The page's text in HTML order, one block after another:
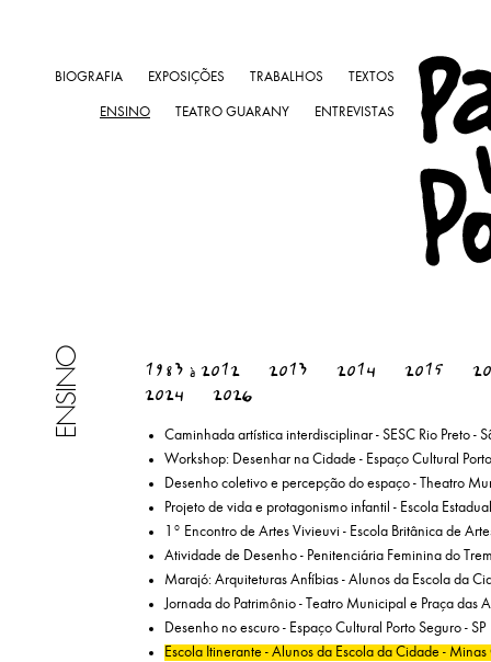
BIOGRAFIA EXPOSIÇÕES TRABALHOS TEXTOS
ENSINO TEATRO GUARANY ENTREVISTAS
ENSINO 1983 à 2012 2013 2014 2015
2024
2026
Caminhada artística interdisciplinar - SESC Rio Preto -
Workshop: Desenhar na Cidade - Espaço Cultural
Desenho coletivo e percepção do espaço - Theatro
Projeto de vida e protagonismo infantil - Escola
1° Encontro de Artes Vivieuvi - Escola Britânica de
Atividade de Desenho - Penitenciária Feminina do
Marajó: Arquiteturas Anfíbias - Alunos da Escola da
Jornada do Patrimônio - Teatro Municipal e Praça das
Desenho no escuro - Espaço Cultural Porto Seguro - SP
Escola Itinerante - Alunos da Escola da Cidade -